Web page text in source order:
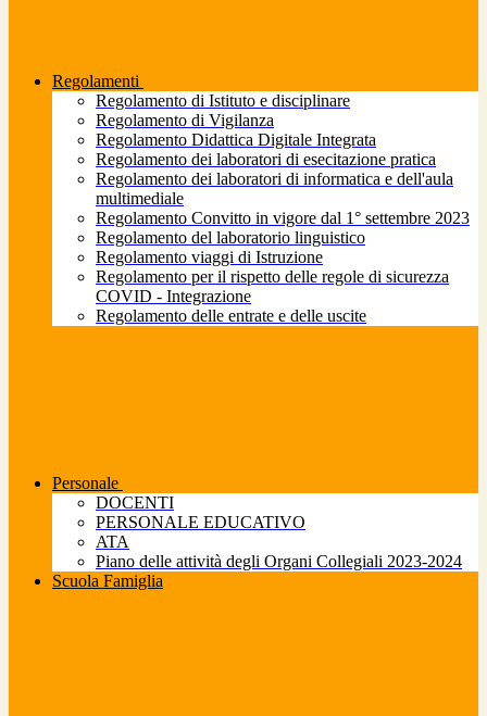
Regolamenti
Regolamento di Istituto e disciplinare
Regolamento di Vigilanza
Regolamento Didattica Digitale Integrata
Regolamento dei laboratori di esecitazione pratica
Regolamento dei laboratori di informatica e dell'aula
multimediale
Regolamento Convitto in vigore dal 1° settembre 2023
Regolamento del laboratorio linguistico
Regolamento viaggi di Istruzione
Regolamento per il rispetto delle regole di sicurezza
COVID - Integrazione
Regolamento delle entrate e delle uscite
Personale
DOCENTI
PERSONALE EDUCATIVO
ATA
Piano delle attività degli Organi Collegiali 2023-2024
Scuola Famiglia